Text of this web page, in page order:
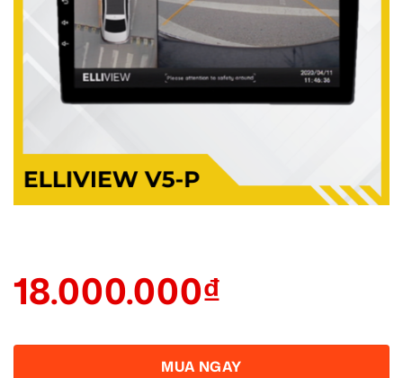
18.000.000₫
MUA NGAY